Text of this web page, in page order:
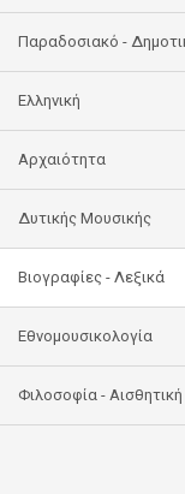
Παραδοσιακό -
Ελληνική
Αρχαιότητα
Δυτικής Μουσικής
Βιογραφίες - Λεξικά
Εθνομουσικολογία
Φιλοσοφία - Αισθητική